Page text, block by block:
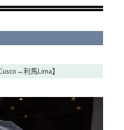
利馬Lima】